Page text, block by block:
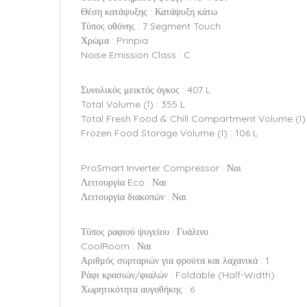
Θέση κατάψυξης : Κατάψυξη κάτω
Τύπος οθόνης : 7 Segment Touch
Χρώμα : Prinpia
Noise Emission Class : C
Συνολικός μεικτός όγκος : 407 L
Total Volume (l) : 355 L
Total Fresh Food & Chill Compartment Volume (l)
Frozen Food Storage Volume (l) : 106 L
ProSmart Inverter Compressor : Ναι
Λειτουργία Eco : Ναι
Λειτουργία διακοπών : Ναι
Τύπος ραφιού ψυγείου : Γυάλινο
CoolRoom : Ναι
Αριθμός συρταριών για φρούτα και λαχανικά : 1
Ράφι κρασιών/φιαλών : Foldable (Half-Width)
Χωρητικότητα αυγοθήκης : 6